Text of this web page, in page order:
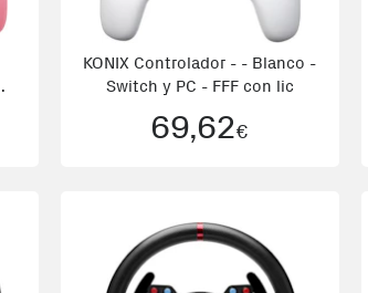
KONIX Controlador - - Blanco -
Switch y PC - FFF con lic
69,62€